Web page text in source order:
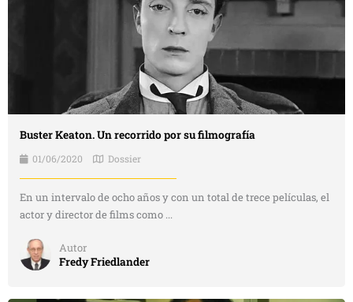
Buster Keaton. Un recorrido por su filmografía
01/06/2020 Dossier
En un intervalo de ocho años y con un total de trece películas, el
actor y director de films como ...
Autor
Fredy Friedlander